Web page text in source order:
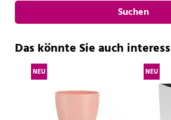
Suchen
Das könnte Sie auch
NEU NEU